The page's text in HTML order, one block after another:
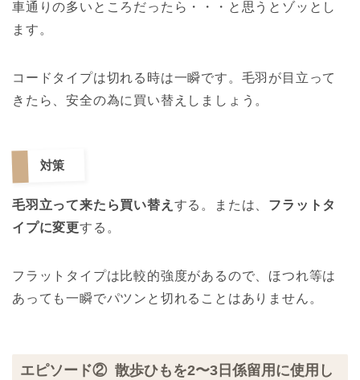
車通りの多いところだったら・・・と思うとゾッとし
ます。
コードタイプは切れる時は一瞬です。毛羽が目立って
きたら、安全の為に買い替えしましょう。
対策
毛羽立って来たら買い替え する。または、 フラットタ
イプに変更する。
フラットタイプは比較的強度があるので、ほつれ等は
あっても一瞬でパツンと切れることはありません。
エピソード② 散歩ひもを2〜3日係留用に使用し